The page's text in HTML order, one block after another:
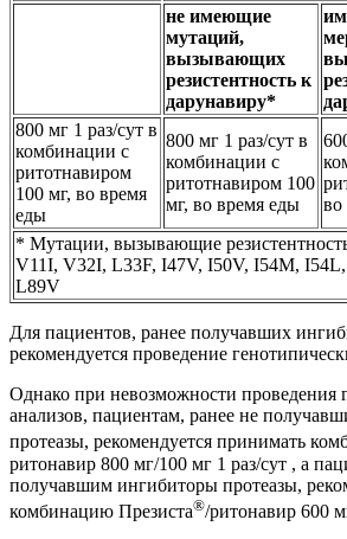
не имеющие
мутаций,
вызывающих
резистентность к
дарунавиру*
800 мг 1 раз/сут в
комбинации с
ритотнавиром
100 мг, во время
еды
800 мг 1 раз/сут в
комбинации с
ритотнавиром 100
мг, во время еды
во
* Мутации, вызывающие
V11I, V32I, L33F, I47V, I50V, I54M,
L89V
Для пациентов, ранее получавших
рекомендуется проведение
Однако при невозможности проведения
анализов, пациентам, ранее не
протеазы, рекомендуется принимать
ритонавир 800 мг/100 мг 1 раз/сут , а
получавшим ингибиторы протеазы,
комбинацию Презиста®/ритонавир 600